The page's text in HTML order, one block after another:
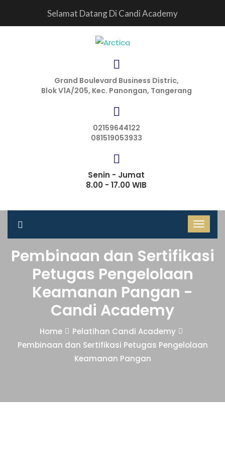
Selamat Datang Di Candi Academy
Grand Boulevard Business Distric,
Blok V1A/205, Kec. Panongan, Tangerang
02159644122
081519053933
Senin - Jumat
8.00 - 17.00 WIB
Pembinaan dan Sertifikasi
Petugas Pengelolaan
Keamanan Pangan -
Candi Academy
Home
Pelatihan Candi Academy
Pembinaan dan Sertifikasi Petugas Pengelolaan
Keamanan Pangan